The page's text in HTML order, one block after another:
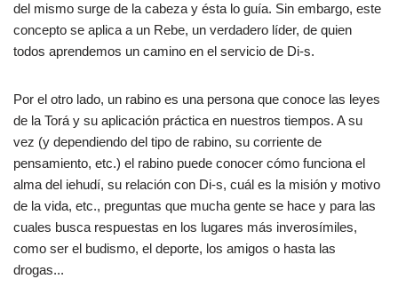
del mismo surge de la cabeza y ésta lo guía. Sin embargo, este
concepto se aplica a un Rebe, un verdadero líder, de quien
todos aprendemos un camino en el servicio de Di-s.
Por el otro lado, un rabino es una persona que conoce las leyes
de la Torá y su aplicación práctica en nuestros tiempos. A su
vez (y dependiendo del tipo de rabino, su corriente de
pensamiento, etc.) el rabino puede conocer cómo funciona el
alma del iehudí, su relación con Di-s, cuál es la misión y motivo
de la vida, etc., preguntas que mucha gente se hace y para las
cuales busca respuestas en los lugares más inverosímiles,
como ser el budismo, el deporte, los amigos o hasta las
drogas...